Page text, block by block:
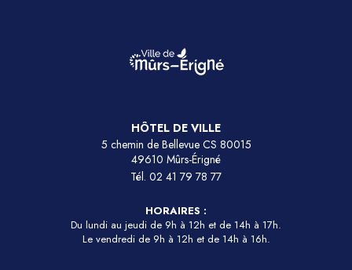
HÔTEL DE VILLE
5 chemin de Bellevue CS 80015
49610 Mûrs-Érigné
Tél. 02 41 79 78 77
HORAIRES :
Du lundi au jeudi de 9h à 12h et de 14h à 17h.
Le vendredi de 9h à 12h et de 14h à 16h.